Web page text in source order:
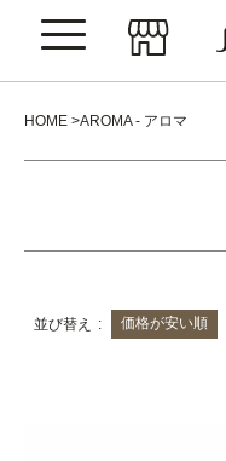
HOME AROMA - アロマ
並び替え 価格が安い順